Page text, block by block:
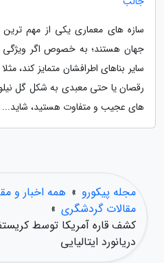
سازه های معماری یکی از مهم
جهان هستند؛ به خصوص اگر ویژگی
سایر بناهای اطرافشان متمایز کند،
رقصان یا حتی معبدی به شکل گل
های عجیب و متفاوت هستید، شاید...
مجله پیکورو » همه اخبار و
مقالات گردشگری »
کشف قاره آمریکا توسط
دریانورد ایتالیایی